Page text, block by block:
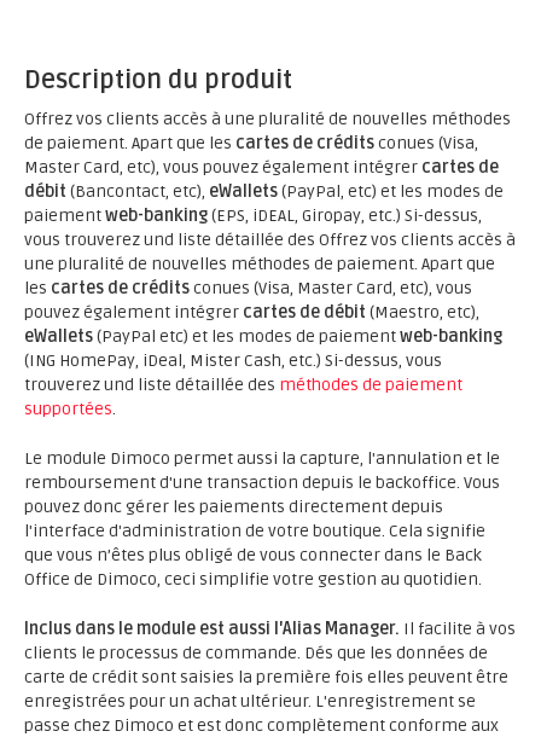
Description du produit
Offrez vos clients accès à une pluralité de nouvelles méthodes
de paiement. Apart que les cartes de créditsconues (Visa,
Master Card, etc), vous pouvez également intégrer cartes de
débit (Bancontact, etc), eWallets(PayPal, etc) et les modes de
paiementweb-banking(EPS, iDEAL, Giropay, etc.) Si-dessus,
vous trouverez und liste détaillée des Offrez vos clients accès à
une pluralité de nouvelles méthodes de paiement. Apart que
les cartes de créditsconues (Visa, Master Card, etc), vous
pouvez également intégrer cartes de débit (Maestro, etc),
eWallets(PayPal etc) et les modes de paiementweb-banking
(ING HomePay, iDeal, Mister Cash, etc.) Si-dessus, vous
trouverez und liste détaillée des méthodes de paiement
supportées.
Le module Dimoco permet aussi la capture, l'annulation et le
remboursement d'une transaction depuis le backoffice. Vous
pouvez donc gérer les paiements directement depuis
l'interface d'administration de votre boutique. Cela signifie
que vous n’êtes plus obligé de vous connecter dans le Back
Office de Dimoco, ceci simplifie votre gestion au quotidien.
Inclus dans le module est aussi l'Alias Manager. Il facilite à vos
clients le processus de commande. Dés que les données de
carte de crédit sont saisies la première fois elles peuvent être
enregistrées pour un achat ultérieur. L'enregistrement se
passe chez Dimoco et est donc complètement conforme aux